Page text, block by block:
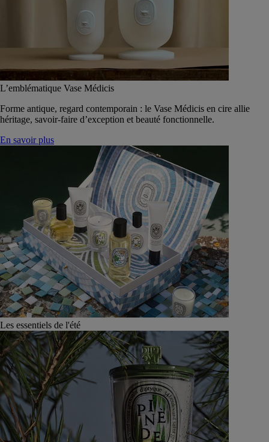
L’emblématique Vase Médicis
Forme antique, regard contemporain : le Vase Médicis en cire allie
héritage, savoir-faire d’exception et beauté fonctionnelle.
En savoir plus
Les essentiels de l'été